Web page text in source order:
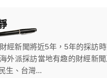
經新聞將近5年，5年的採訪
外派採訪當地有趣的財經新
生、台灣...